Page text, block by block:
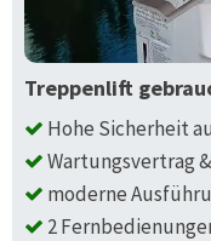
Treppenlift
Hohe Sicherheit
Wartungsvertrag
moderne
2